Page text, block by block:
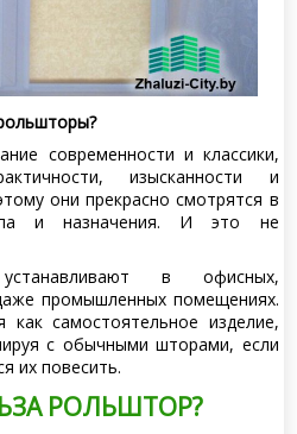
современности и классики,
изысканности и
они прекрасно смотрятся в
и назначения. И это не
в офисных,
промышленных помещениях.
как самостоятельное изделие,
с обычными шторами, если
их повесить.
РОЛЬШТОР?